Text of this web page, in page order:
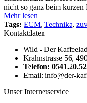
nicht so ganz beim kurzen
Mehr lesen
Tags: ECM, Technika,
Kontaktdaten
Wild - Der
Krahnstrasse 56,
Telefon:
Email: info@der-
Unser Internetservice